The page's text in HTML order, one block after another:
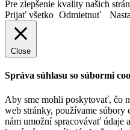
Pre zlepšenie kvality našich
Prijať všetko Odmietnuť
Close
Správa súhlasu so súbormi
Aby sme mohli poskytovať, čo
web stránky, používame súbory
nám umožní spracovávať údaje